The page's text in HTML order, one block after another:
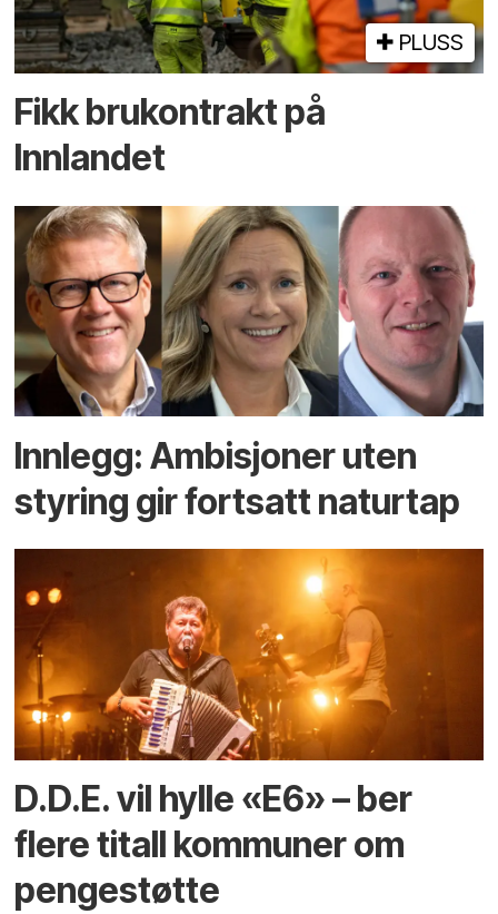
PLUSS
Fikk brukontrakt på
Innlandet
Innlegg: Ambisjoner uten
styring gir fortsatt naturtap
D.D.E. vil hylle «E6» – ber
flere titall kommuner om
pengestøtte